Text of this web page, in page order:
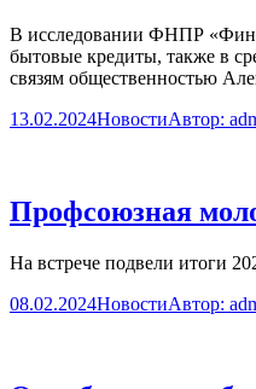
В исследовании ФНПР
бытовые кредиты, также в
связям общественностью
13.02.2024НовостиАвтор:
Профсоюзная
На встрече подвели итоги
08.02.2024НовостиАвтор: